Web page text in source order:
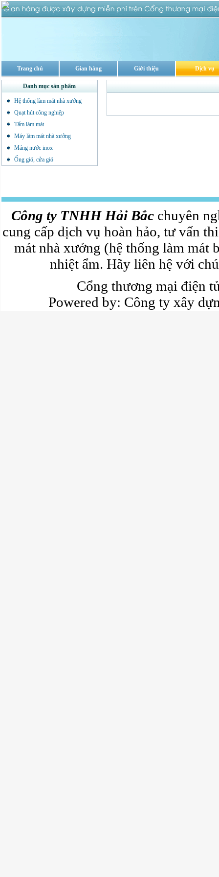
Trang chủ Gian hàng Giới thiệu Dịch vụ
Danh mục sản phẩm
Hệ thống làm mát nhà xưởng
Quạt hút công nghiệp
Tấm làm mát
Máy làm mát nhà xưởng
Máng nước inox
Ống gió, cửa gió
Công ty TNHH Hải Bắcchuyên
cung cấp dịch vụ hoàn hảo, tư vấn
mát nhà xưởng (hệ thống làm mát
nhiệt ẩm. Hãy liên hệ với
Cổng thương mại điện
Powered by: Công ty xây